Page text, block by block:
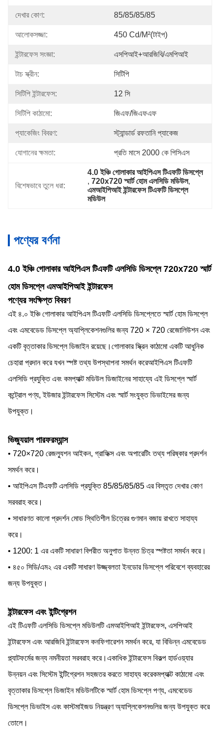
দেখার কোণ: 85/85/85/85
আলোকসজ্জা: 450 Cd/m²(টাইপ)
ইন্টারফেস সংজ্ঞা: এসপিআই+আরজিবি/এমপিআই
টাচ স্ক্রীন: সিটিপি
সিটিপি ইন্টারফেস: 12 সি
সিটিপি কাঠামো: জিএফ/জিএফএফ
প্যাকেজিং বিবরণ: স্ট্যান্ডার্ড রফতানি প্যাকেজ
যোগানের ক্ষমতা: প্রতি মাসে 2000 কে পিসিএস
বিশেষভাবে তুলে ধরা:
4.0 ইঞ্চি গোলাকার আইপিএস টিএফটি ডিসপ্লে
, 720x720 স্মার্ট হোম এলসিডি মডিউল,
এমআইপিআই ইন্টারফেস টিএফটি ডিসপ্লে
মডিউল
পণ্যের বর্ণনা
4.0 ইঞ্চি গোলাকার আইপিএস টিএফটি এলসিডি ডিসপ্লে 720x720 স্মার্ট
হোম ডিসপ্লে এমআইপিআই ইন্টারফেস
পণ্যের সংক্ষিপ্ত বিবরণ
এই ৪.০ ইঞ্চি গোলাকার আইপিএস টিএফটি এলসিডি ডিসপ্লেতে স্মার্ট হোম ডিসপ্লে
এবং এমবেডেড ডিসপ্লে অ্যাপ্লিকেশনগুলির জন্য 720 × 720 রেজোলিউশন এবং
একটি বৃত্তাকার ডিসপ্লে ডিজাইন রয়েছে।গোলাকার স্ক্রিন কাঠামো একটি আধুনিক
চেহারা প্রদান করে যখন স্পষ্ট তথ্য উপস্থাপনা সমর্থন করেআইপিএস টিএফটি
এলসিডি প্রযুক্তি এবং কমপ্যাক্ট মডিউল ডিজাইনের সাহায্যে এই ডিসপ্লে স্মার্ট
কন্ট্রোল পণ্য, ইউজার ইন্টারফেস সিস্টেম এবং স্মার্ট সংযুক্ত ডিভাইসের জন্য
উপযুক্ত।
ভিজ্যুয়াল পারফরম্যান্স
• 720×720 রেজল্যুশন আইকন, গ্রাফিক্স এবং অপারেটিং তথ্য পরিষ্কার প্রদর্শন
সমর্থন করে।
• আইপিএস টিএফটি এলসিডি প্রযুক্তি 85/85/85/85 এর বিস্তৃত দেখার কোণ
সরবরাহ করে।
• সাধারণত কালো প্রদর্শন মোড স্থিতিশীল চিত্রের গুণমান বজায় রাখতে সাহায্য
করে।
• 1200: 1 এর একটি সাধারণ বিপরীত অনুপাত উন্নত চিত্র স্পষ্টতা সমর্থন করে।
• ৪৫০ সিডি/এম২ এর একটি সাধারণ উজ্জ্বলতা ইনডোর ডিসপ্লে পরিবেশে ব্যবহারের
জন্য উপযুক্ত।
ইন্টারফেস এবং ইন্টিগ্রেশন
এই টিএফটি এলসিডি ডিসপ্লে মডিউলটি এমআইপিআই ইন্টারফেস, এসপিআই
ইন্টারফেস এবং আরজিবি ইন্টারফেস কনফিগারেশন সমর্থন করে, যা বিভিন্ন এমবেডেড
প্ল্যাটফর্মের জন্য নমনীয়তা সরবরাহ করে।একাধিক ইন্টারফেস বিকল্প হার্ডওয়্যার
উন্নয়ন এবং সিস্টেম ইন্টিগ্রেশন সহজতর করতে সাহায্য করেকমপ্যাক্ট কাঠামো এবং
বৃত্তাকার ডিসপ্লে ডিজাইন মডিউলটিকে স্মার্ট হোম ডিসপ্লে পণ্য, এমবেডেড
ডিসপ্লে ডিভাইস এবং কাস্টমাইজড নিয়ন্ত্রণ অ্যাপ্লিকেশনগুলির জন্য উপযুক্ত করে
তোলে।